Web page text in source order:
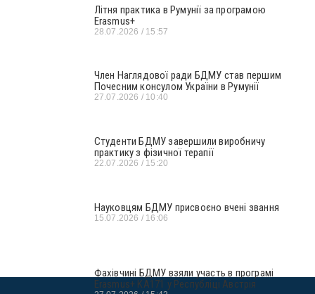
Літня практика в Румунії за програмою
Erasmus+
28.07.2026 15:57
Член Наглядової ради БДМУ став першим
Почесним консулом України в Румунії
27.07.2026 10:40
Студенти БДМУ завершили виробничу
практику з фізичної терапії
22.07.2026 15:20
Науковцям БДМУ присвоєно вчені звання
15.07.2026 16:06
Фахівчині БДМУ взяли участь в програмі
Erasmus+ KA171 у Республіці Австрія